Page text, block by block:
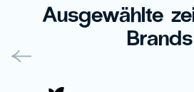
Ausgewählte
Brands